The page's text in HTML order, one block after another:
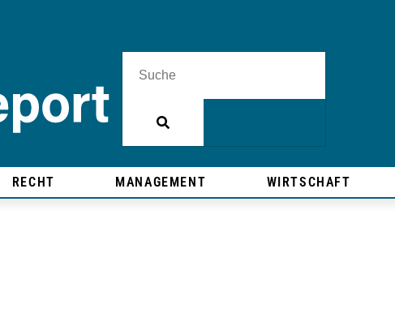
RECHT MANAGEMENT WIRTSCHAFT